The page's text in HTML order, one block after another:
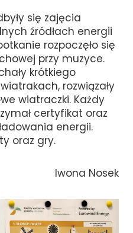
się zajęcia
źródłach energii
rozpoczęło się
przy muzyce.
krótkiego
rozwiązały
wiatraczki. Każdy
certyfikat oraz
energii.
oraz gry.
Iwona Nosek